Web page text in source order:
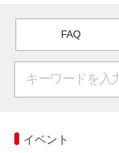
FAQ
イベント